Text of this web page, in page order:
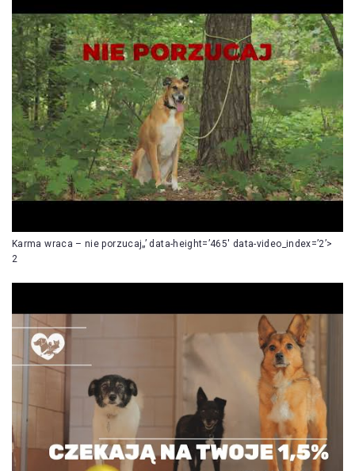
Karma wraca – nie porzucaj„’ data-height=’465′ data-video_index=’2’>
2